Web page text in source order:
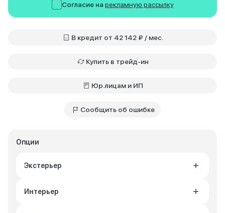
Опции
Экстерьер
Интерьер
Согласие на рекламную рассылку
В кредит от 42 142 ₽ / мес.
Купить в трейд-ин
Юр.лицам и ИП
Сообщить об ошибке